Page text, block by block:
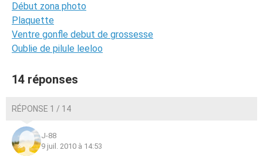
Début zona photo
Plaquette
Ventre gonfle debut de grossesse
Oublie de pilule leeloo
14 réponses
RÉPONSE 1 / 14
J-88
9 juil. 2010 à 14:53